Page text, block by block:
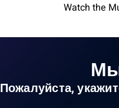
Watch the
Пожалуйста,